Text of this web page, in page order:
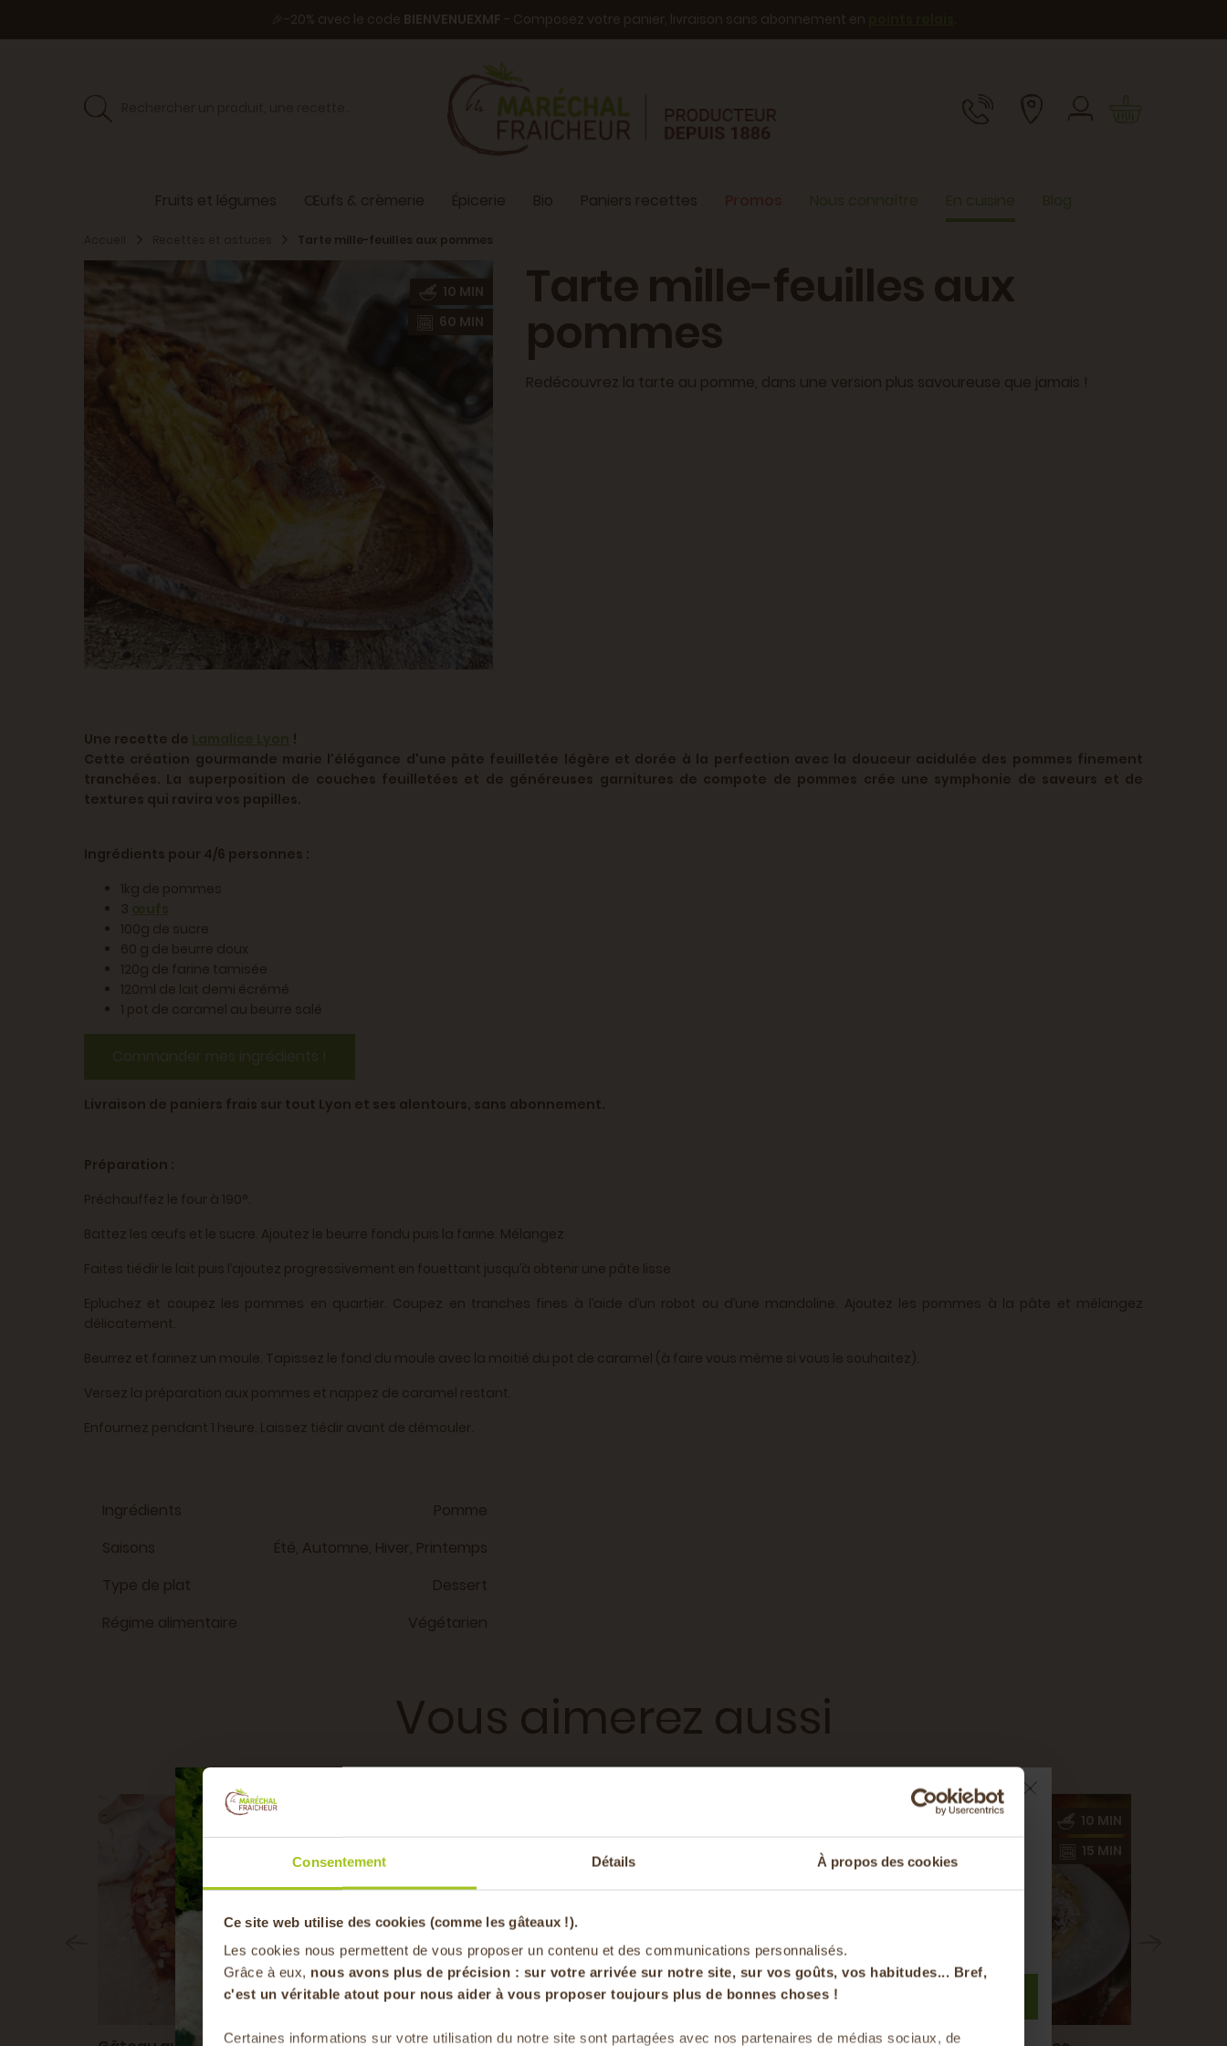
Consentement Détails À propos des cookies
Ce site web utilise des cookies (comme les gâteaux !).
Les cookies nous permettent de vous proposer un contenu et des communications personnalisés.
Grâce à eux, nous avons plus de précision : sur votre arrivée sur notre site, sur vos goûts, vos habitudes... Bref,
c'est un véritable atout pour nous aider à vous proposer toujours plus de bonnes choses !
Certaines informations sur votre utilisation du notre site sont partagées avec nos partenaires de médias sociaux, de
🎉-20% avec le code BIENVENUEXMF - Composez votre panier, livraison sans abonnement en .
Fruits et légumes Œufs & crèmerie Épicerie Bio Paniers recettes Nous connaître En cuisine Blog
Tarte mille-feuilles aux pommes
10 MIN
60 MIN
Tarte mille-feuilles aux
pommes
Redécouvrez la tarte au pomme, dans une version plus savoureuse que jamais !
Une recette de Lamalice Lyon !
Cette création gourmande marie l'élégance d'une pâte feuilletée légère et dorée à la perfection avec la douceur acidulée des pommes finement
tranchées. La superposition de couches feuilletées et de généreuses garnitures de compote de pommes crée une symphonie de saveurs et de
textures qui ravira vos papilles.
Ingrédients pour 4/6 personnes :
1kg de pommes
3 œufs
100g de sucre
60 g de beurre doux
120g de farine tamisée
120ml de lait demi écrémé
1 pot de caramel au beurre salé
Commander mes ingrédients !
Livraison de paniers frais sur tout Lyon et ses alentours, sans abonnement.
Préparation :
Préchauffez le four à 190°.
Battez les œufs et le sucre. Ajoutez le beurre fondu puis la farine. Mélangez
Faites tiédir le lait puis l’ajoutez progressivement en fouettant jusqu’à obtenir une pâte lisse
Epluchez et coupez les pommes en quartier. Coupez en tranches fines à l’aide d’un robot ou d’une mandoline. Ajoutez les pommes à la pâte et mélangez
délicatement.
Beurrez et farinez un moule. Tapissez le fond du moule avec la moitié du pot de caramel (à faire vous même si vous le souhaitez).
Versez la préparation aux pommes et nappez de caramel restant.
Enfournez pendant 1 heure. Laissez tiédir avant de démouler.
Ingrédients
Pomme
Saisons
Été, Automne, Hiver, Printemps
Type de plat
Dessert
Régime alimentaire
Végétarien
Vous aimerez aussi
30 MIN
10 MIN
15 MIN
-20% offerts sur votre
panier
en vous inscrivant à notre newsletter